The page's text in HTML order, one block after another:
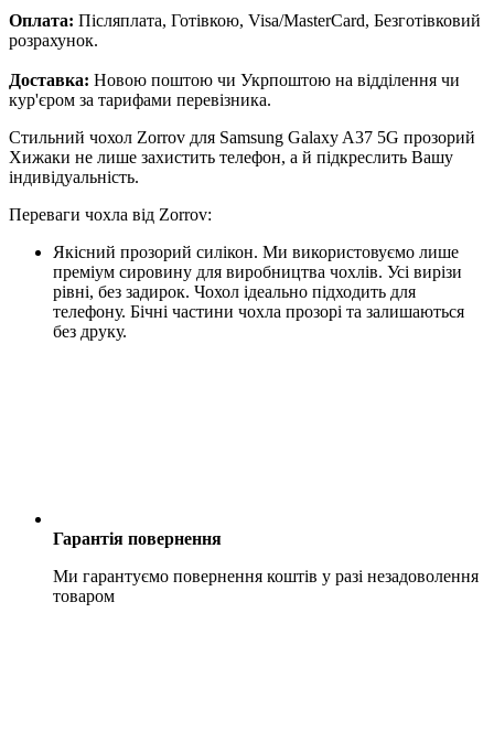
Оплата: Післяплата, Готівкою, Visa/MasterCard, Безготівковий
розрахунок.
Доставка: Новою поштою чи Укрпоштою на відділення чи
кур'єром за тарифами перевізника.
Стильний чохол Zorrov для Samsung Galaxy A37 5G прозорий
Хижаки не лише захистить телефон, а й підкреслить Вашу
індивідуальність.
Переваги чохла від Zorrov:
Якісний прозорий силікон. Ми використовуємо лише
преміум сировину для виробництва чохлів. Усі вирізи
рівні, без задирок. Чохол ідеально підходить для
телефону. Бічні частини чохла прозорі та залишаються
без друку.
Гарантія повернення
Ми гарантуємо повернення коштів у разі незадоволення
товаром